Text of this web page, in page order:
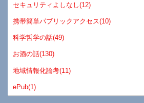
セキュリティよしなし(12)
携帯簡単パブリックアクセス(10)
科学哲学の話(49)
お酒の話(130)
地域情報化論考(11)
ePub(1)